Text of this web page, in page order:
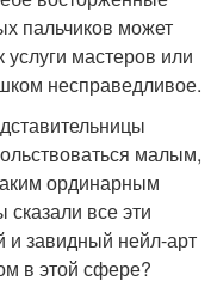
пальчиков может
услуги мастеров или
несправедливое.
малым,
ординарным
все эти
и завидный нейл-арт
в этой сфере?